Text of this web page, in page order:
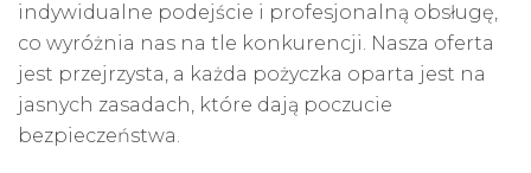
indywidualne podejście i profesjonalną obsługę,
co wyróżnia nas na tle konkurencji. Nasza oferta
jest przejrzysta, a każda pożyczka oparta jest na
jasnych zasadach, które dają poczucie
bezpieczeństwa.